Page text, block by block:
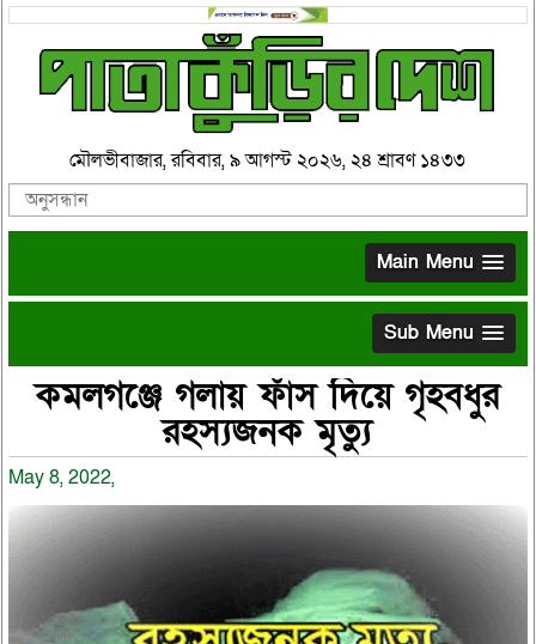
মৌলভীবাজার, রবিবার, ৯ আগস্ট ২০২৬, ২৪ শ্রাবণ ১৪৩৩
Main Menu
Sub Menu
কমলগঞ্জে গলায় ফাঁস দিয়ে গৃহবধুর
রহস্যজনক মৃত্যু
May 8, 2022,